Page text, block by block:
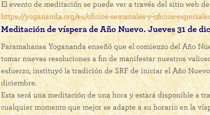
El evento de meditación se puede ver a través del sitio web de
https://yogananda.org/es/oficios-semanales-y-oficios-
Meditación de víspera de Año Nuevo. Jueves 31 de
Paramahansa Yogananda enseñó que el comienzo del Año
tomar nuevas resoluciones a fin de manifestar nuestros
esfuerzo, instituyó la tradición de SRF de iniciar el Año
diciembre.
Esta será una meditación de una hora y estará disponible a
cualquier momento que mejor se adapte a su horario en la